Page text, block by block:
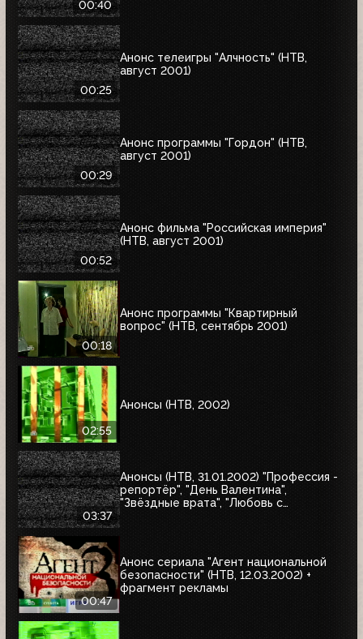
00:40
00:25
Анонс телеигры "Алчность" (НТВ,
август 2001)
00:29
Анонс программы "Гордон" (НТВ,
август 2001)
00:52
Анонс фильма "Российская империя"
(НТВ, август 2001)
00:18
Анонс программы "Квартирный
вопрос" (НТВ, сентябрь 2001)
02:55
Анонсы (НТВ, 2002)
03:37
Анонсы (НТВ, 31.01.2002) "Профессия -
репортёр", "День Валентина",
"Звёздные врата", "Любовь с
00:47
Анонс сериала "Агент национальной
безопасности" (НТВ, 12.03.2002) +
фрагмент рекламы